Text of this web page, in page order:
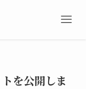
を公開しま